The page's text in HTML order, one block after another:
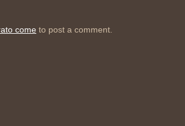
come to post a comment.